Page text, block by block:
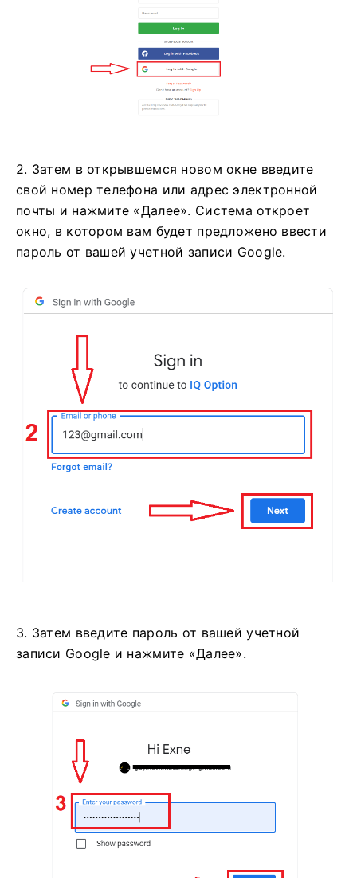
2. Затем в открывшемся новом окне введите
свой номер телефона или адрес электронной
почты и нажмите «Далее». Система откроет
окно, в котором вам будет предложено ввести
пароль от вашей учетной записи Google.
3. Затем введите пароль от вашей учетной
записи Google и нажмите «Далее».